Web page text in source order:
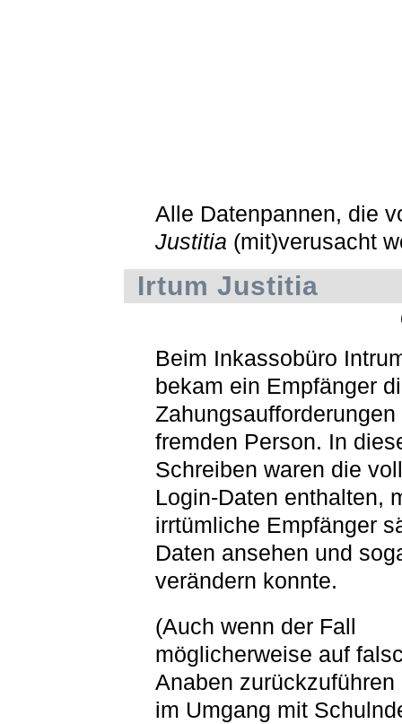
Alle Datenpannen, die
Justitia (mit)verusacht
Irtum Justitia
Beim Inkassobüro
bekam ein Empfänger
Zahungsaufforderungen
fremden Person. In
Schreiben waren die
Login-Daten enthalten,
irrtümliche Empfänger
Daten ansehen und
verändern konnte.
(Auch wenn der Fall
möglicherweise auf
Anaben zurückzuführen
im Umgang mit